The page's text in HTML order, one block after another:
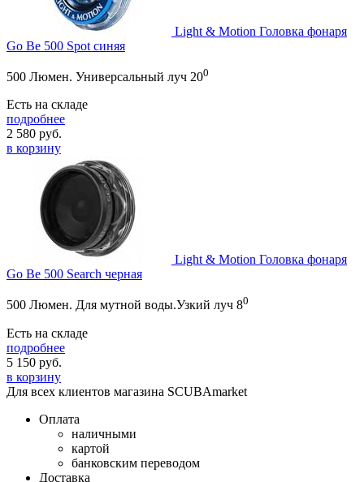
Light & Motion Головка фонаря
Go Be 500 Spot синяя
500 Люмен. Универсальный луч 200
Есть на складе
подробнее
2 580 руб.
в корзину
Light & Motion Головка фонаря
Go Be 500 Search черная
500 Люмен. Для мутной воды.Узкий луч 80
Есть на складе
подробнее
5 150 руб.
в корзину
Для всех клиентов магазина SCUBAmarket
Оплата
наличными
картой
банковским переводом
Доставка